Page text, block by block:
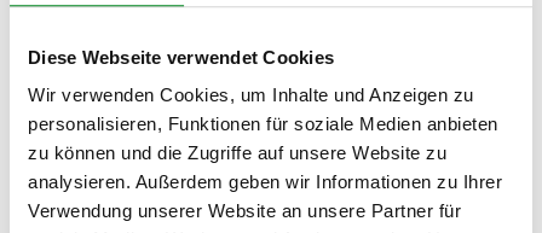
Diese Webseite verwendet Cookies
Wir verwenden Cookies, um Inhalte und Anzeigen zu
personalisieren, Funktionen für soziale Medien anbieten
zu können und die Zugriffe auf unsere Website zu
analysieren. Außerdem geben wir Informationen zu Ihrer
Verwendung unserer Website an unsere Partner für
(916S_) 2.0 V6 Turbo
3.0 V6 (916S1)
ALFA ROMEO 147 (937)
ALFA ROMEO 156 (932)